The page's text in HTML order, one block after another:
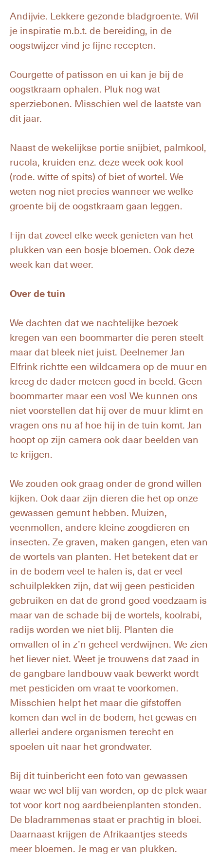
Andijvie. Lekkere gezonde bladgroente. Wil
je inspiratie m.b.t. de bereiding, in de
oogstwijzer vind je fijne recepten.
Courgette of patisson en ui kan je bij de
oogstkraam ophalen. Pluk nog wat
sperziebonen. Misschien wel de laatste van
dit jaar.
Naast de wekelijkse portie snijbiet, palmkool,
rucola, kruiden enz. deze week ook kool
(rode. witte of spits) of biet of wortel. We
weten nog niet precies wanneer we welke
groente bij de oogstkraam gaan leggen.
Fijn dat zoveel elke week genieten van het
plukken van een bosje bloemen. Ook deze
week kan dat weer.
Over de tuin
We dachten dat we nachtelijke bezoek
kregen van een boommarter die peren steelt
maar dat bleek niet juist. Deelnemer Jan
Elfrink richtte een wildcamera op de muur en
kreeg de dader meteen goed in beeld. Geen
boommarter maar een vos! We kunnen ons
niet voorstellen dat hij over de muur klimt en
vragen ons nu af hoe hij in de tuin komt. Jan
hoopt op zijn camera ook daar beelden van
te krijgen.
We zouden ook graag onder de grond willen
kijken. Ook daar zijn dieren die het op onze
gewassen gemunt hebben. Muizen,
veenmollen, andere kleine zoogdieren en
insecten. Ze graven, maken gangen, eten van
de wortels van planten. Het betekent dat er
in de bodem veel te halen is, dat er veel
schuilplekken zijn, dat wij geen pesticiden
gebruiken en dat de grond goed voedzaam is
maar van de schade bij de wortels, koolrabi,
radijs worden we niet blij. Planten die
omvallen of in z’n geheel verdwijnen. We zien
het liever niet. Weet je trouwens dat zaad in
de gangbare landbouw vaak bewerkt wordt
met pesticiden om vraat te voorkomen.
Misschien helpt het maar die gifstoffen
komen dan wel in de bodem, het gewas en
allerlei andere organismen terecht en
spoelen uit naar het grondwater.
Bij dit tuinbericht een foto van gewassen
waar we wel blij van worden, op de plek waar
tot voor kort nog aardbeienplanten stonden.
De bladrammenas staat er prachtig in bloei.
Daarnaast krijgen de Afrikaantjes steeds
meer bloemen. Je mag er van plukken.